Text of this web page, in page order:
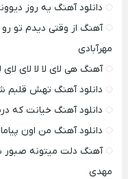
دانلود آهنگ یه روز
آهنگ از وقتی دیدم تو رو
مهرآبادی
آهنگ هی لای لا لا لای
دانلود آهنگ تهش قلبم
دانلود آهنگ خیانت که
دانلود آهنگ من اون
آهنگ دلت میتونه
مهدی